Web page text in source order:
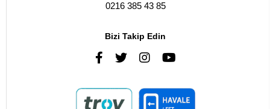
0216 385 43 85
Bizi Takip Edin